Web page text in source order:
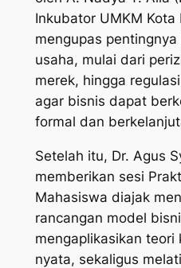
Inkubator UMKM
mengupas
usaha, mulai dari
merek, hingga
agar bisnis dapat
formal dan
Setelah itu, Dr. Agus
memberikan sesi
Mahasiswa diajak
rancangan model
mengaplikasikan teori
nyata, sekaligus